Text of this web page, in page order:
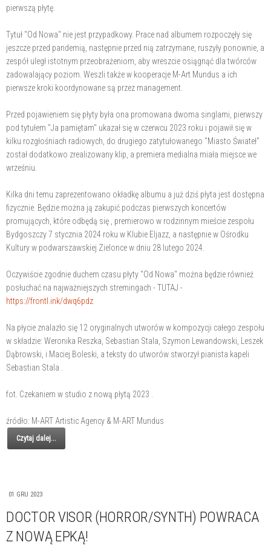
pierwszą płytę.
Tytuł "Od Nowa" nie jest przypadkowy. Prace nad albumem rozpoczęły się
jeszcze przed pandemią, następnie przed nią zatrzymane, ruszyły ponownie, a
zespół uległ istotnym przeobrażeniom, aby wreszcie osiągnąć dla twórców
zadowalający poziom. Weszli także w kooperacje M-Art Mundus a ich
pierwsze kroki koordynowane są przez management.
Przed pojawieniem się płyty była ona promowana dwoma singlami, pierwszy
pod tytułem "Ja pamiętam" ukazał się w czerwcu 2023 roku i pojawił się w
kilku rozgłośniach radiowych, do drugiego zatytułowanego "Miasto Świateł"
został dodatkowo zrealizowany klip, a premiera medialna miała miejsce we
wrześniu.
Kilka dni temu zaprezentowano okładkę albumu a już dziś płyta jest dostępna
fizycznie. Będzie można ją zakupić podczas pierwszych koncertów
promujących, które odbędą się , premierowo w rodzinnym mieście zespołu
Bydgoszczy 7 stycznia 2024 roku w Klubie Eljazz, a następnie w Ośrodku
Kultury w podwarszawskiej Zielonce w dniu 28 lutego 2024.
Oczywiście zgodnie duchem czasu płyty "Od Nowa" można będzie również
posłuchać na najważniejszych stremingach - TUTAJ -
https://frontl.ink/dwq6pdz
Na płycie znalazło się 12 oryginalnych utworów w kompozycji całego zespołu
w składzie: Weronika Reszka, Sebastian Stala, Szymon Lewandowski, Leszek
Dąbrowski, i Maciej Boleski, a teksty do utworów stworzył pianista kapeli
Sebastian Stala .
fot. Czekaniem w studio z nową płytą 2023 .
źródło: M-ART Artistic Agency & M-ART Mundus
Czytaj dalej...
01 GRU 2023
DOCTOR VISOR (HORROR/SYNTH) POWRACA
Z NOWĄ EPKĄ!